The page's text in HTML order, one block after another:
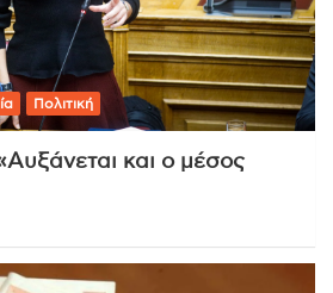
Πολιτική
και ο μέσος